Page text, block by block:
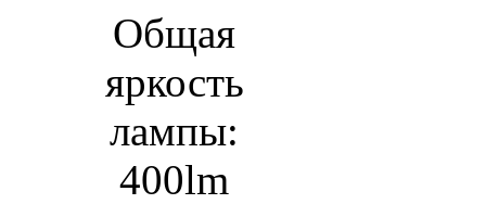
Общая
яркость
лампы:
400lm